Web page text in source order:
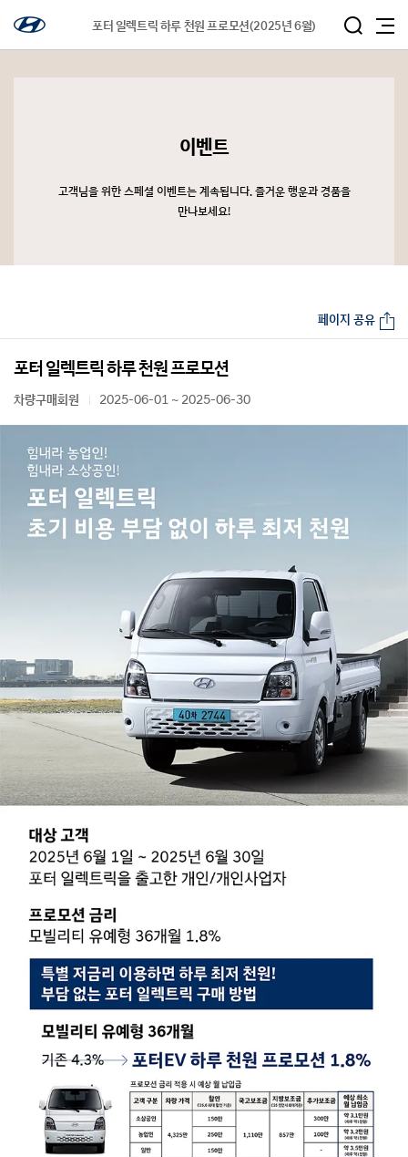
포터 일렉트릭 하루 천원 프로모션(2025년 6월)
이벤트
고객님을 위한 스페셜 이벤트는 계속됩니다. 즐거운 행운과 경품을
만나보세요!
포터 일렉트릭 하루 천원 프로모션
차량구매회원 2025-06-01 ~ 2025-06-30
페이지 공유